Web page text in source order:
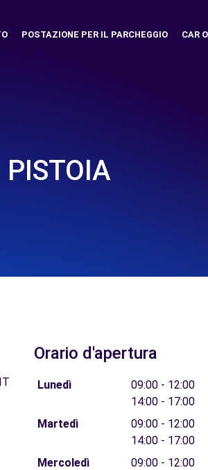
POSTAZIONE PER IL PARCHEGGIO CAR
Orario d'apertura
Lunedì
09:00 - 12:00
14:00 - 17:00
Martedì
09:00 - 12:00
14:00 - 17:00
Mercoledì
09:00 - 12:00